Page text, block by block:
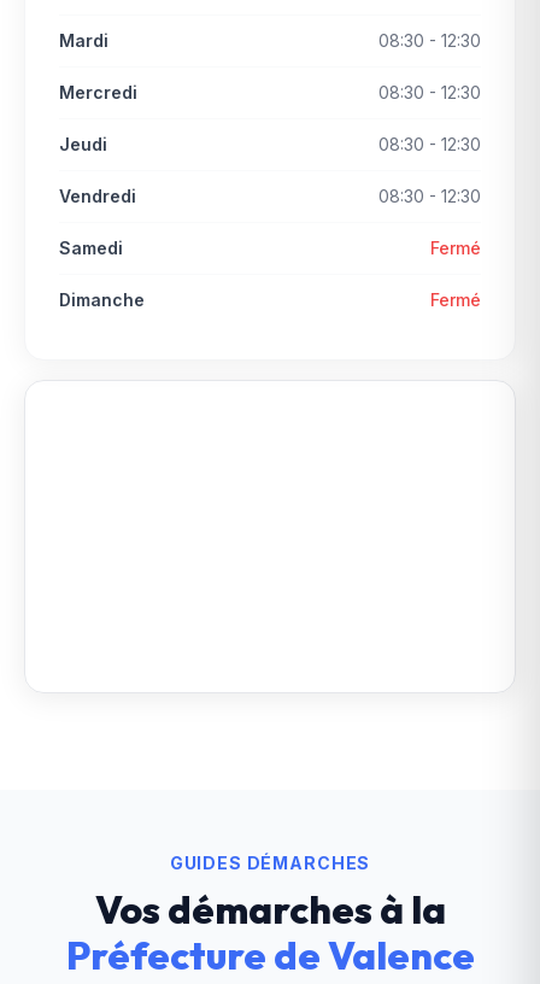
Mardi 08:30 - 12:30
Mercredi 08:30 - 12:30
Jeudi 08:30 - 12:30
Vendredi 08:30 - 12:30
Samedi Fermé
Dimanche Fermé
GUIDES DÉMARCHES
Vos démarches à la
Préfecture de Valence